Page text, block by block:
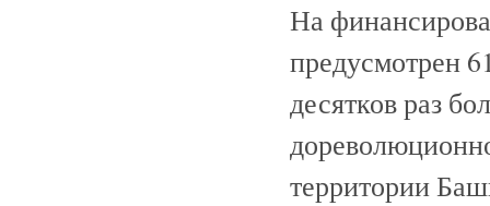
На
предусмотрен
десятков раз
территории